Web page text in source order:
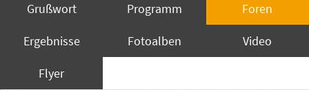
Grußwort
Programm Foren
Ergebnisse Fotoalben Video
Flyer